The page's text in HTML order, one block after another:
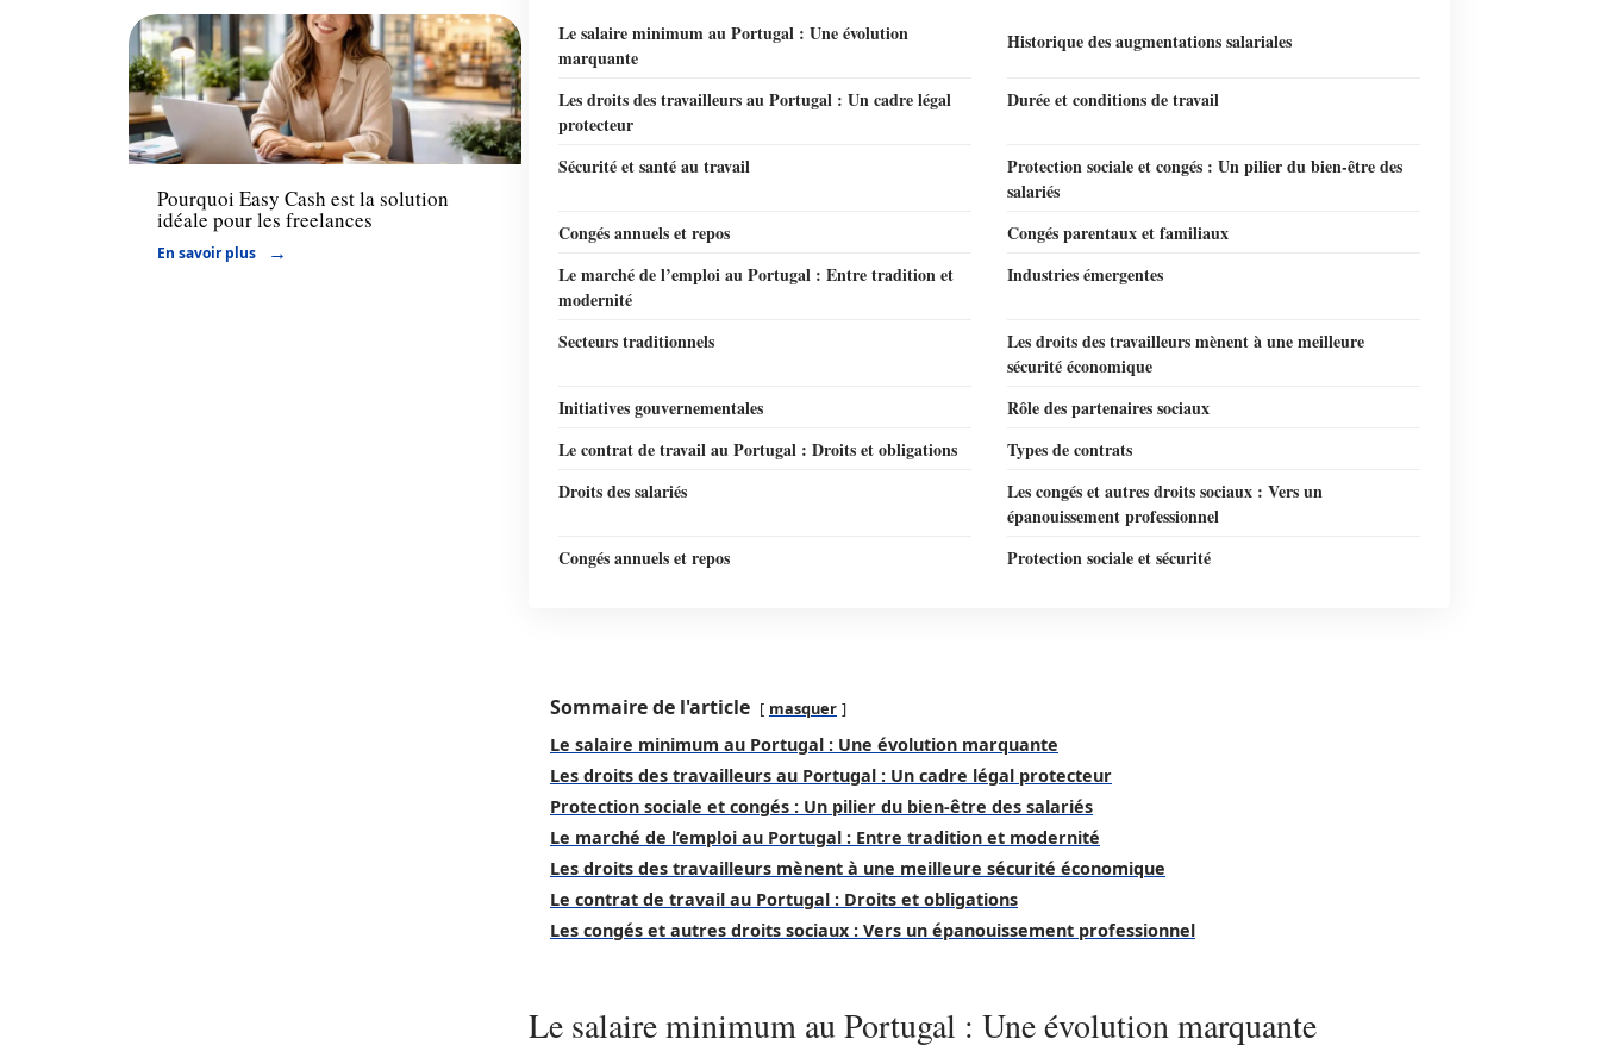
Actu
Pourquoi Easy Cash est la solution
idéale pour les freelances
En savoir plus
Le salaire minimum au Portugal : Une évolution
marquante
Historique des augmentations salariales
Les droits des travailleurs au Portugal : Un cadre légal
protecteur
Durée et conditions de travail
Sécurité et santé au travail
Protection sociale et congés : Un pilier du bien-être des
salariés
Congés annuels et repos
Congés parentaux et familiaux
Le marché de l’emploi au Portugal : Entre tradition et
modernité
Industries émergentes
Secteurs traditionnels
Les droits des travailleurs mènent à une meilleure
sécurité économique
Initiatives gouvernementales
Rôle des partenaires sociaux
Le contrat de travail au Portugal : Droits et obligations
Types de contrats
Droits des salariés
Les congés et autres droits sociaux : Vers un
épanouissement professionnel
Congés annuels et repos
Protection sociale et sécurité
Sommaire de l'article masquer
Le salaire minimum au Portugal : Une évolution marquante
Les droits des travailleurs au Portugal : Un cadre légal protecteur
Protection sociale et congés : Un pilier du bien-être des salariés
Le marché de l’emploi au Portugal : Entre tradition et modernité
Les droits des travailleurs mènent à une meilleure sécurité économique
Le contrat de travail au Portugal : Droits et obligations
Les congés et autres droits sociaux : Vers un épanouissement professionnel
Le salaire minimum au Portugal : Une évolution marquante